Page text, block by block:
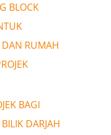
BLOCK
RUMAH
BAGI
DARJAH